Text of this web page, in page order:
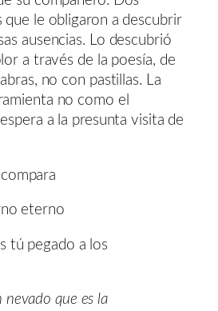
que le obligaron a descubrir
ausencias. Lo descubrió
a través de la poesía, de
no con pastillas. La
no como el
a la presunta visita de
eterno
tú pegado a los
nevado que es la